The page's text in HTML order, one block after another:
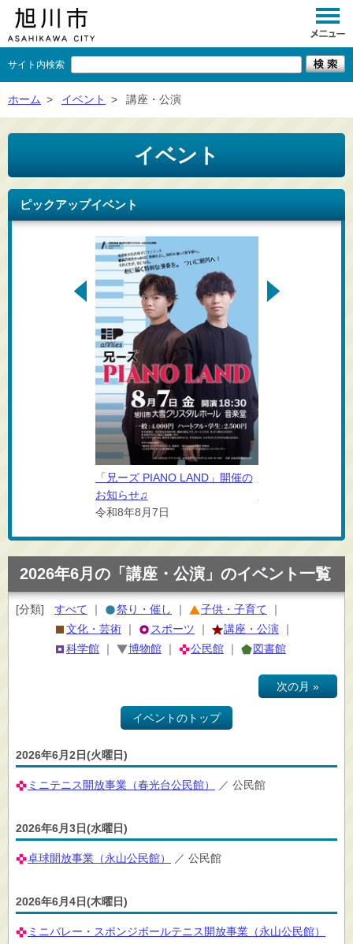
サイト内検索
くらし
観光
施設一覧
市政情報
×閉じる
ホーム > イベント > 講座・公演
イベント
ピックアップイベント
「兄ーズ PIANO LAND」開催の
お知らせ♫
令和8年8月7日
2026年6月の「講座・公演」のイベント一覧
[分類] すべて ｜ 祭り・催し ｜ 子供・子育て
｜
文化・芸術
｜ スポーツ ｜ 講座・公演
｜
科学館
｜ 博物館 ｜ 公民館 ｜ 図書館
イベントのトップ
次の月 »
2026年6月2日(火曜日)
ミニテニス開放事業（春光台公民館） ／ 公民館
2026年6月3日(水曜日)
卓球開放事業（永山公民館） ／ 公民館
2026年6月4日(木曜日)
ミニバレー・スポンジボールテニス開放事業（永山公民館）